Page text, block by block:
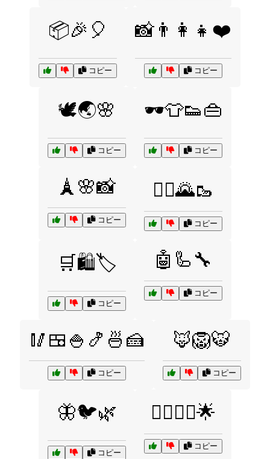
📦🎉🎈
コピー
📸👨‍👩‍👧❤️
コピー
🕊️🌏🌸
コピー
🕶️👕👟👜
コピー
🗼🌸📸
コピー
🚴‍♂️🌄🥾
コピー
🛒🛍️🏷️
コピー
🤖🦾🔧
コピー
🥢🍱🍚🍤🍜🍰
コピー
🦊🦁🐯
コピー
🦋🐦🌿
コピー
🦸‍♂️🦸‍♀️🌟
コピー